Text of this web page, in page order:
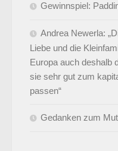
Gewinnspiel:
Andrea Newerla:
Liebe und die
Europa auch deshalb
sie sehr gut zum
passen“
Gedanken zum